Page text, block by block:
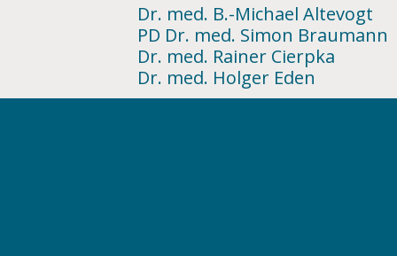
Dr. med. B.-Michael Altevogt
PD Dr. med. Simon Braumann
Dr. med. Rainer Cierpka
Dr. med. Holger Eden